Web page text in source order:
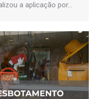
a aplicação por…